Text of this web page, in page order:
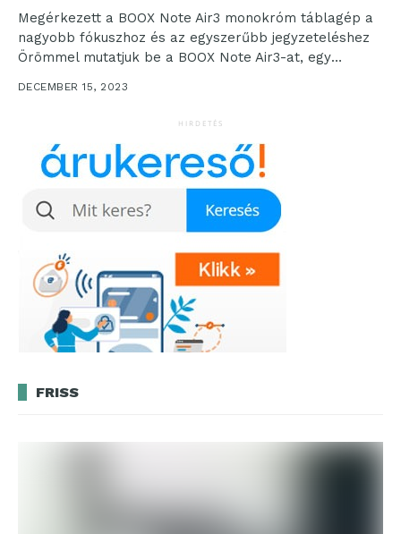
Megérkezett a BOOX Note Air3 monokróm táblagép a
nagyobb fókuszhoz és az egyszerűbb jegyzeteléshez
Örömmel mutatjuk be a BOOX Note Air3-at, egy
DECEMBER 15, 2023
HIRDETÉS
FRISS